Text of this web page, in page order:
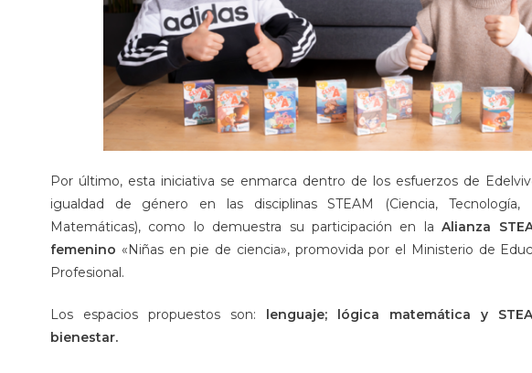
Por último, esta iniciativa se enmarca dentro de los esfuerzos de
igualdad de género en las disciplinas STEAM (Ciencia,
Matemáticas), como lo demuestra su participación en la Alianza
femenino «Niñas en pie de ciencia», promovida por el Ministerio de
Profesional.
Los espacios propuestos son: lenguaje; lógica matemática y
bienestar.